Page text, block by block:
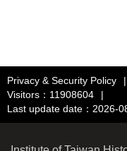
Privacy & Security Policy |
Visitors：11908604
|
Last update date：2026-